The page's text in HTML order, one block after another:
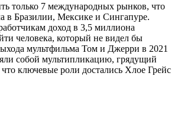
только 7 международных рынков, что
в Бразилии, Мексике и Сингапуре.
доход в 3,5 миллиона
человека, который не видел бы
мультфильма Том и Джерри в 2021
собой мультипликацию, грядущий
ключевые роли достались Хлое Грейс